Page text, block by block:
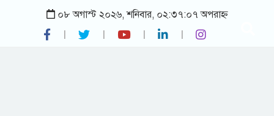
০৮ অগাস্ট ২০২৬, শনিবার, ০২:৩৭:০৭ অপরাহ্ন